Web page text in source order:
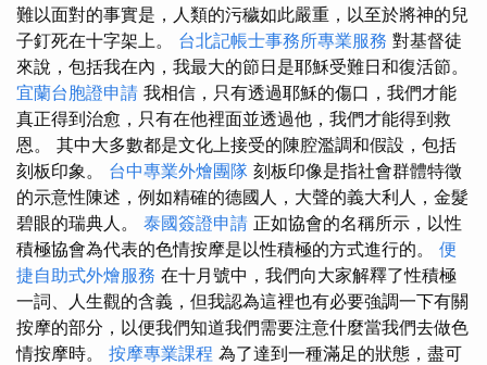
難以面對的事實是，人類的污穢如此嚴重，以至於將神的兒
子釘死在十字架上。 台北記帳士事務所專業服務 對基督徒
來說，包括我在內，我最大的節日是耶穌受難日和復活節。
宜蘭台胞證申請 我相信，只有透過耶穌的傷口，我們才能
真正得到治愈，只有在他裡面並透過他，我們才能得到救
恩。 其中大多數都是文化上接受的陳腔濫調和假設，包括
刻板印象。 台中專業外燴團隊 刻板印像是指社會群體特徵
的示意性陳述，例如精確的德國人，大聲的義大利人，金髮
碧眼的瑞典人。 泰國簽證申請 正如協會的名稱所示，以性
積極協會為代表的色情按摩是以性積極的方式進行的。 便
捷自助式外燴服務 在十月號中，我們向大家解釋了性積極
一詞、人生觀的含義，但我認為這裡也有必要強調一下有關
按摩的部分，以便我們知道我們需要注意什麼當我們去做色
情按摩時。 按摩專業課程 為了達到一種滿足的狀態，盡可